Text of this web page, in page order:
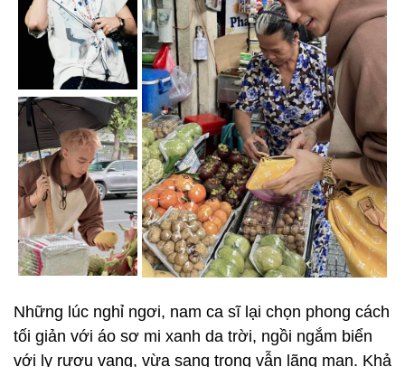
Những lúc nghỉ ngơi, nam ca sĩ lại chọn phong cách
tối giản với áo sơ mi xanh da trời, ngồi ngắm biển
với ly rượu vang, vừa sang trọng vẫn lãng mạn. Khả